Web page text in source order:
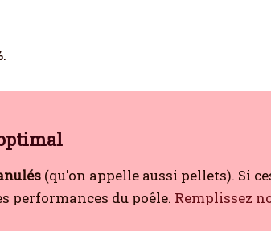
.
(qu'on appelle aussi pellets). Si
performances du poêle. Remplissez